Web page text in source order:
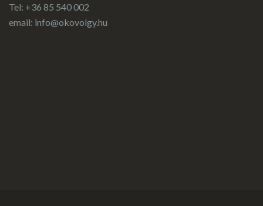
Tel: +36 85 540 002
email: info@okovolgy.hu